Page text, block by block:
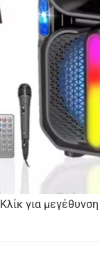
Κλίκ για μεγέθυνση